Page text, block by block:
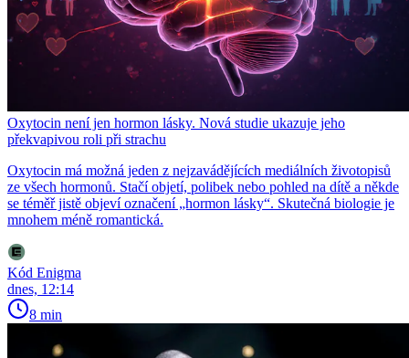
Oxytocin není jen hormon lásky. Nová studie ukazuje jeho
překvapivou roli při strachu
Oxytocin má možná jeden z nejzavádějících mediálních životopisů
ze všech hormonů. Stačí objetí, polibek nebo pohled na dítě a někde
se téměř jistě objeví označení „hormon lásky“. Skutečná biologie je
mnohem méně romantická.
Kód Enigma
dnes, 12:14
8 min